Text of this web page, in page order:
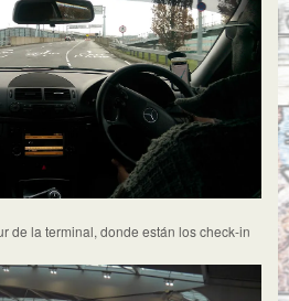
de la terminal, donde están los check-in